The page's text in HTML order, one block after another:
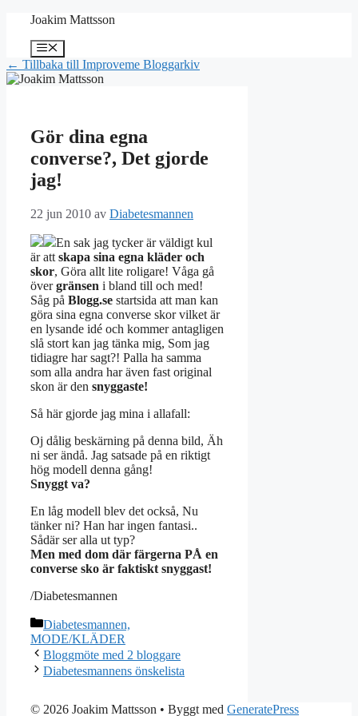
Hoppa
innehåll
Joakim Mattsson
Meny
← Tillbaka till Improveme Bloggarkiv
Gör dina egna
converse?, Det gjorde
jag!
22 jun 2010 av Diabetesmannen
En sak jag tycker är väldigt kul
är att skapa sina egna kläder och
skor, Göra allt lite roligare! Våga gå
övergränsen i bland till och med!
Såg på Blogg.se startsida att man kan
göra sina egna converse skor vilket är
en lysande idé och kommer antagligen
slå stort kan jag tänka mig, Som jag
tidiagre har sagt?! Palla ha samma
som alla andra har även fast original
skon är den snyggaste!
Så här gjorde jag mina i allafall:
Oj dålig beskärning på denna bild, Äh
ni ser ändå. Jag satsade på en riktigt
hög modell denna gång!
Snyggt va?
En låg modell blev det också, Nu
tänker ni? Han har ingen fantasi..
Sådär ser alla ut typ?
Men med dom där färgerna PÅ en
converse sko är faktiskt snyggast!
/Diabetesmannen
Kategorier
Diabetesmannen,
MODE/KLÄDER
Bloggmöte med 2 bloggare
Diabetesmannens önskelista
© 2026 Joakim Mattsson • Byggt med GeneratePress